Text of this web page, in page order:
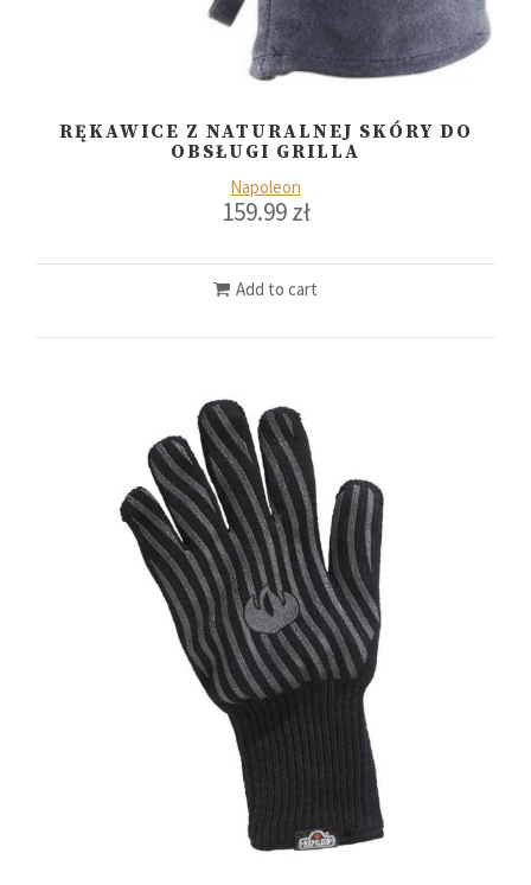
RĘKAWICE Z NATURALNEJ SKÓRY DO
OBSŁUGI GRILLA
Napoleon
159.99zł
Add to cart